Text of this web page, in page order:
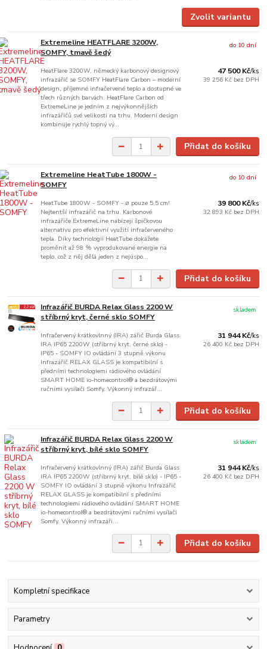
Zvolit variantu
Extremeline HEATFLARE 3200W,
SOMFY, tmavě šedý
HeatFlare 3200W, německý karbonový designový
infrazářič se SOMFY HeatFlare Carbon – moderní
design, příjemné infračervené teplo a dostupné ve
třech různých barvách. HeatFlare Carbon od
ExtremeLine je jedním z nejvýkonnějších
infrazářičů své velikosti na trhu. Moderní design
kombinuje rychlý topný vý...
47 500 Kč/ks
39 256 Kč bez DPH
do 10 dní
Přidat do košíku
Extremeline HeatTube 1800W -
SOMFY
HeatTube 1800W - SOMFY - ⌀ pouze 5,5 cm!
Nejtentší infrazářič na trhu. Karbonové
infrazářiče ExtremeLine nabízejí špičkovou
alternativu pro efektivní využití infračerveného
tepla. Díky technologii HeatTube dokážete
proměnit až 98 % vyprodukované energie na
teplo, což z něj dělá jeden z nejúspo...
39 800 Kč/ks
32 893 Kč bez DPH
do 10 dní
Přidat do košíku
Infrazářič BURDA Relax Glass 2200 W
stříbrný kryt, černé sklo SOMFY
Infračervený krátkovlnný (IRA) zářič Burda Glass
IRA IP65 2200W (stříbrný kryt, černé sklo) -
IP65 - SOMFY IO ovládání 3 stupně výkonu
Infrazářič RELAX GLASS je kompatibilní s
předními technologiemi rádiového ovládání
SMART HOME io-homecontrol® a bezdrátovými
ručními vysílači Somfy. Výkonný infrazář...
31 944 Kč/ks
26 400 Kč bez DPH
skladem
Přidat do košíku
Infrazářič BURDA Relax Glass 2200 W
stříbrný kryt, bílé sklo SOMFY
Infračervený krátkovlnný (IRA) zářič Burda Glass
IRA IP65 2200W (stříbrný kryt, bílé sklo) - IP65 -
SOMFY IO ovládání 3 stupně výkonu Infrazářič
RELAX GLASS je kompatibilní s předními
technologiemi rádiového ovládání SMART HOME
io-homecontrol® a bezdrátovými ručními vysílači
Somfy. Výkonný infrazáři...
31 944 Kč/ks
26 400 Kč bez DPH
skladem
Přidat do košíku
Kompletní specifikace
Parametry